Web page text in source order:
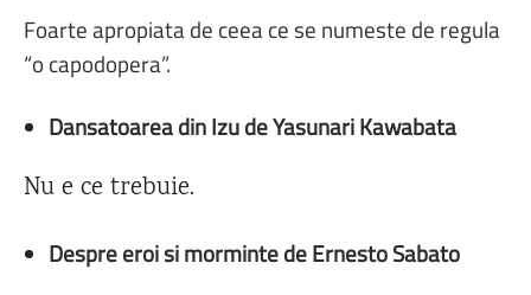
Foarte apropiata de ceea ce se numeste de regula
“o capodopera”.
Dansatoarea din Izu de Yasunari Kawabata
Nu e ce trebuie.
Despre eroi si morminte de Ernesto Sabato